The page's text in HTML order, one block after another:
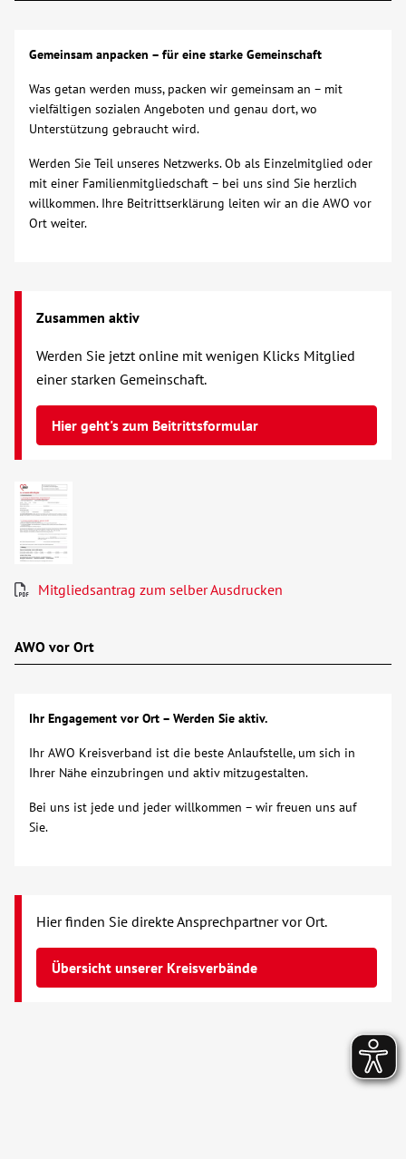
Gemeinsam anpacken – für eine starke Gemeinschaft
Was getan werden muss, packen wir gemeinsam an – mit
vielfältigen sozialen Angeboten und genau dort, wo
Unterstützung gebraucht wird.
Werden Sie Teil unseres Netzwerks. Ob als Einzelmitglied oder
mit einer Familienmitgliedschaft – bei uns sind Sie herzlich
willkommen. Ihre Beitrittserklärung leiten wir an die AWO vor
Ort weiter.
Zusammen aktiv
Werden Sie jetzt online mit wenigen Klicks Mitglied
einer starken Gemeinschaft.
Hier geht's zum Beitrittsformular
Mitgliedsantrag zum selber Ausdrucken
AWO vor Ort
Ihr Engagement vor Ort – Werden Sie aktiv.
Ihr AWO Kreisverband ist die beste Anlaufstelle, um sich in
Ihrer Nähe einzubringen und aktiv mitzugestalten.
Bei uns ist jede und jeder willkommen – wir freuen uns auf
Sie.
Hier finden Sie direkte Ansprechpartner vor Ort.
Übersicht unserer Kreisverbände